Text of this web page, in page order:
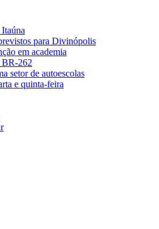
para Divinópolis
em academia
BR-262
setor de autoescolas
e quinta-feira